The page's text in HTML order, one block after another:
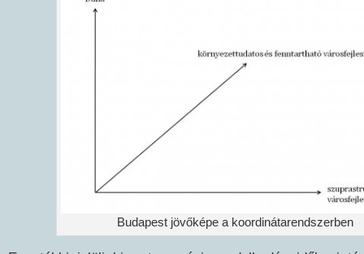
Budapest jövőképe a koordinátarendszerben